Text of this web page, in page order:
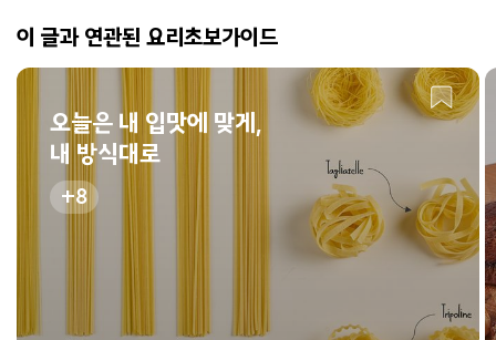
이 글과 연관된 요리초보가이드
오늘은 내 입맛에 맞게,
내 방식대로
8